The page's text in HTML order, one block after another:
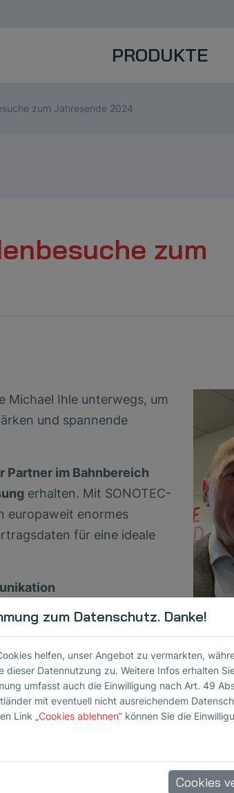
PRODUKTE
zum Jahresende 2024
zum
Michael Ihle unterwegs, um
und spannende
Partner im Bahnbereich
erhalten. Mit SONOTEC-
europaweit enormes
für eine ideale
als
auf ein starkes Jahr
aus der Beauty-Industrie
Anlage kommen SONOTEC-
vitales Aussehen fördern. Reviderm
großartiges Konzept! Zudem
der cellJET-Anlage
zum Datenschutz. Danke!
helfen, unser Angebot zu vermarkten,
dieser Datennutzung zu. Weitere Infos erhalten
umfasst auch die Einwilligung nach Art. 49
mit eventuell nicht ausreichendem
Link „Cookies ablehnen” können Sie die
Cookies